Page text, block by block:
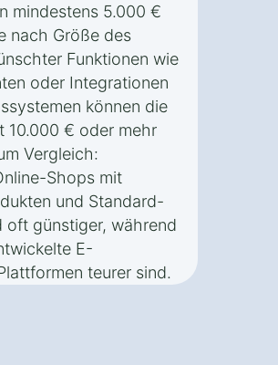
mindestens 5.000 €
nach Größe des
Funktionen wie
oder Integrationen
können die
10.000 € oder mehr
Vergleich:
Shops mit
und Standard-
oft günstiger, während
E-
teurer sind.